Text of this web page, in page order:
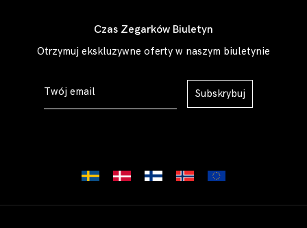
Czas Zegarków Biuletyn
Otrzymuj ekskluzywne oferty w naszym biuletynie
Subskrybuj